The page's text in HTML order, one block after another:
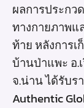
ผลการประกว
ทางกายภาพแ
ท้าย หลังการ
บ้านป่าแพะ อ.
จ.น่าน ได้รับร
Authentic